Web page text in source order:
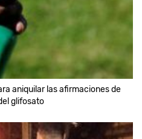
aniquilar las afirmaciones de
glifosato